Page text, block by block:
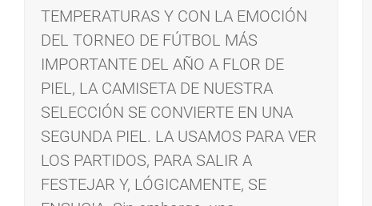
TEMPERATURAS Y CON LA EMOCIÓN
DEL TORNEO DE FÚTBOL MÁS
IMPORTANTE DEL AÑO A FLOR DE
PIEL, LA CAMISETA DE NUESTRA
SELECCIÓN SE CONVIERTE EN UNA
SEGUNDA PIEL. LA USAMOS PARA VER
LOS PARTIDOS, PARA SALIR A
FESTEJAR Y, LÓGICAMENTE, SE